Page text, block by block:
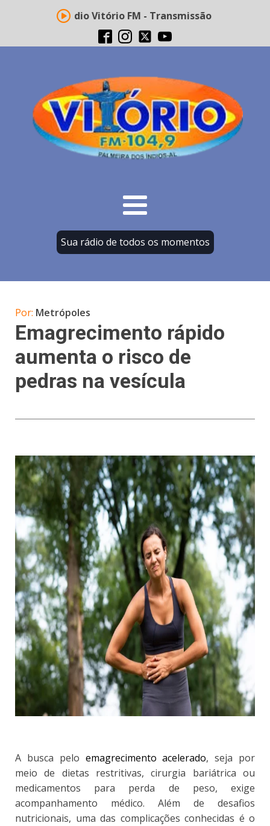
Rádio Vitório FM - Transmissão ao vivo
Sua rádio de todos os momentos
Por: Metrópoles
Emagrecimento rápido
aumenta o risco de
pedras na vesícula
A busca pelo emagrecimento acelerado, seja por
meio de dietas restritivas, cirurgia bariátrica ou
medicamentos para perda de peso, exige
acompanhamento médico. Além de desafios
nutricionais, uma das complicações conhecidas é o